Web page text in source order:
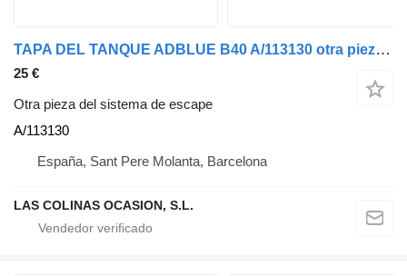
TAPA DEL TANQUE ADBLUE B40 A/113130 otra pieza del sistema de escape para MAN F 2000 19.XXX camión
25 €
Otra pieza del sistema de escape
A/113130
España, Sant Pere Molanta, Barcelona
LAS COLINAS OCASION, S.L.